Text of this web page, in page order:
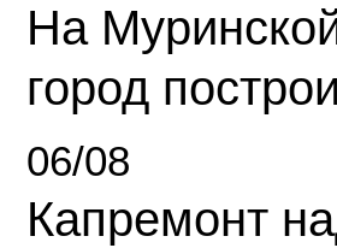
На
город
06/08
Капремонт